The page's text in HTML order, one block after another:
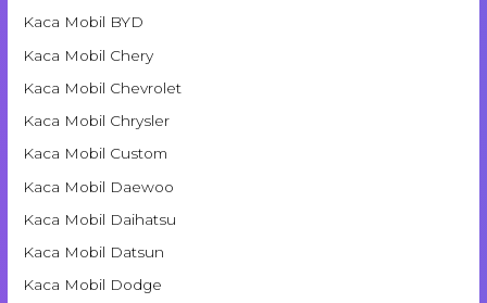
Kaca Mobil BYD
Kaca Mobil Chery
Kaca Mobil Chevrolet
Kaca Mobil Chrysler
Kaca Mobil Custom
Kaca Mobil Daewoo
Kaca Mobil Daihatsu
Kaca Mobil Datsun
Kaca Mobil Dodge